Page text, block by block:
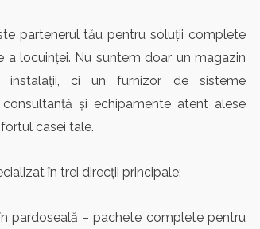
partenerul tău pentru soluții complete
a locuinței. Nu suntem doar un magazin
instalații, ci un furnizor de sisteme
și echipamente atent alese
casei tale.
în trei direcții principale:
pardoseală – pachete complete pentru